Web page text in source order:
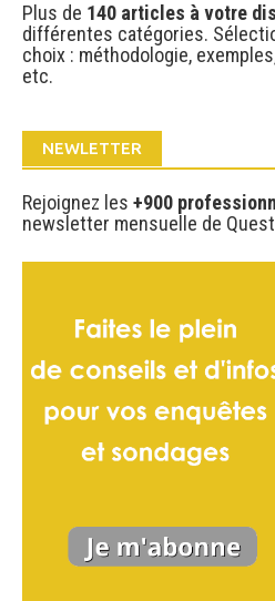
Plus de 140 articles à votre
différentes catégories.
choix : méthodologie,
etc.
NEWLETTER
Rejoignez les +900
newsletter mensuelle de